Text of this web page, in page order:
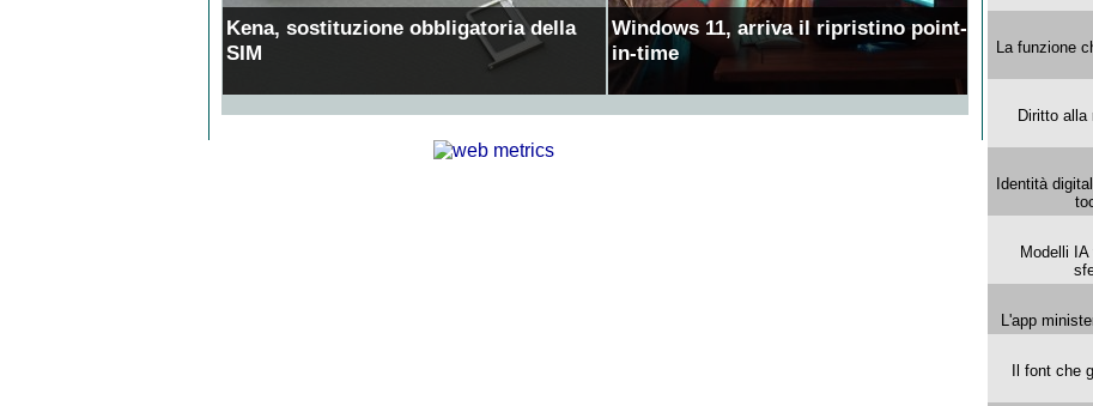
La funzione
Diritto alla
Identità
Modelli
L'app
Il font che
Kena, sostituzione obbligatoria della
SIM
Windows 11, arriva il ripristino point-
in-time